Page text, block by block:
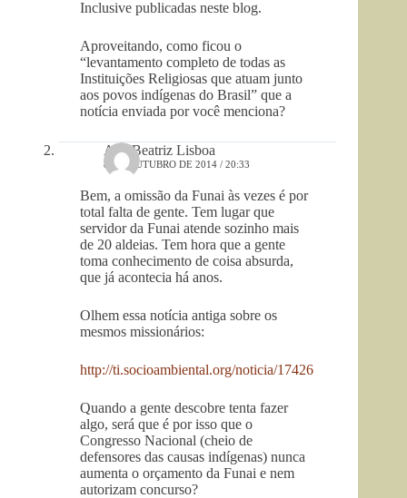
Inclusive publicadas neste blog.
Aproveitando, como ficou o
“levantamento completo de todas as
Instituições Religiosas que atuam junto
aos povos indígenas do Brasil” que a
notícia enviada por você menciona?
Ana Beatriz Lisboa
8 DE OUTUBRO DE 2014 / 20:33
Bem, a omissão da Funai às vezes é por
total falta de gente. Tem lugar que
servidor da Funai atende sozinho mais
de 20 aldeias. Tem hora que a gente
toma conhecimento de coisa absurda,
que já acontecia há anos.
Olhem essa notícia antiga sobre os
mesmos missionários:
http://ti.socioambiental.org/noticia/17426
Quando a gente descobre tenta fazer
algo, será que é por isso que o
Congresso Nacional (cheio de
defensores das causas indígenas) nunca
aumenta o orçamento da Funai e nem
autorizam concurso?